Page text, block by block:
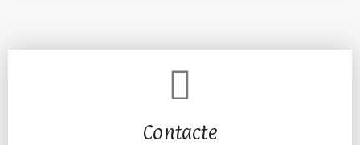
Contacte